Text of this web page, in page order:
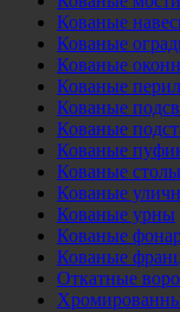
Кованые
Кованые
Кованые
Кованые
Кованые
Кованые
Кованые
Кованые
Кованые
Кованые урны
Кованые
Кованые
Откатные